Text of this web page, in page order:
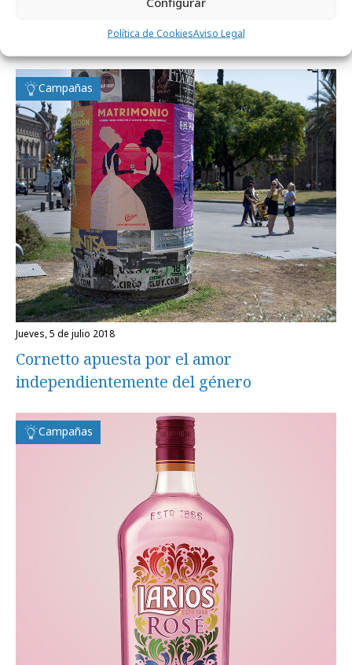
Política de CookiesAviso Legal
Noticias Relacionadas
Campañas
jueves, 5 de julio 2018
Cornetto apuesta por el amor
independientemente del género
Campañas